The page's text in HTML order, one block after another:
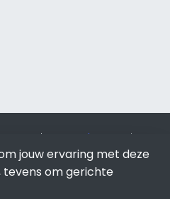
SEO door SEO-bureau
Lion
bewezen resultaten?SEO
.Tielis onderdeel van Lion
jouw ervaring met deze
om gerichte